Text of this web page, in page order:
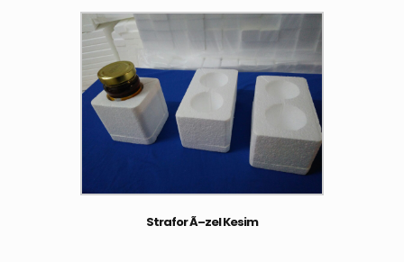
Strafor Ã–zel Kesim